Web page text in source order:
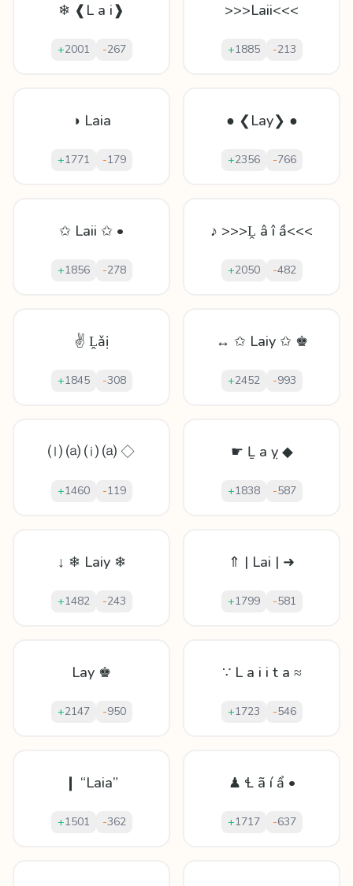
❄ ❰L a i❱
+2001 -267
>>>Laii<<<
+1885 -213
◑ Laia
+1771 -179
● ❮Lay❯ ●
+2356 -766
✩ Laii ✩ •
+1856 -278
♪ >>>Ḽ â î ầ<<<
+2050 -482
✌ Ḽǎị
+1845 -308
↔ ✩ Laiy ✩ ♚
+2452 -993
⒧ ⒜ ⒤ ⒜ ◇
+1460 -119
☛ Ḻ а ỵ ◆
+1838 -587
↓ ❄ Laiy ❄
+1482 -243
⇑ | Lai | ➜
+1799 -581
Lay ♚
+2147 -950
∵ L a i i t a ≈
+1723 -546
❙ “Laia”
+1501 -362
♟ Ɬ ã í ẩ •
+1717 -637